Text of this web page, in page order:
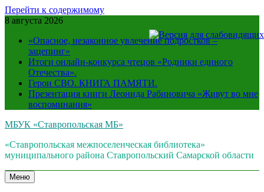
Перейти к содержимому
8 августа 2026
«Опасное, незаконное увлечение подростков –
зацепинг»
Итоги онлайн-конкурса чтецов «Родники единого
Отечества».
Герои СВО. КНИГА ПАМЯТИ.
Презентация книги Леонида Рабиновича «Живут во мне
воспоминания»
МБУК «Ставропольская МБ»
«Ставропольская межпоселенческая библиотека»
муниципального района Ставропольский Самарской области
Меню